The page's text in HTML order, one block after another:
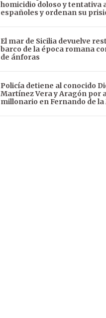
homicidio doloso y tentativa
españoles y ordenan su
El mar de Sicilia devuelve
barco de la época romana
de ánforas
Policía detiene al conocido
Martínez Vera y Aragón por
millonario en Fernando de la